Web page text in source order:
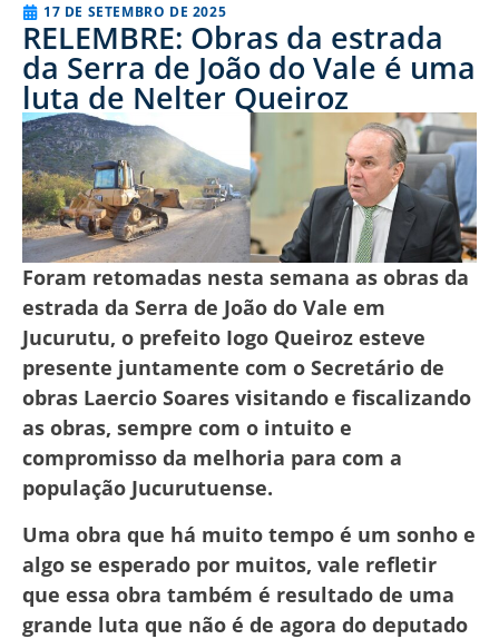
17 DE SETEMBRO DE 2025
RELEMBRE: Obras da estrada
da Serra de João do Vale é uma
luta de Nelter Queiroz
Foram retomadas nesta semana as obras da
estrada da Serra de João do Vale em
Jucurutu, o prefeito Iogo Queiroz esteve
presente juntamente com o Secretário de
obras Laercio Soares visitando e fiscalizando
as obras, sempre com o intuito e
compromisso da melhoria para com a
população Jucurutuense.
Uma obra que há muito tempo é um sonho e
algo se esperado por muitos, vale refletir
que essa obra também é resultado de uma
grande luta que não é de agora do deputado